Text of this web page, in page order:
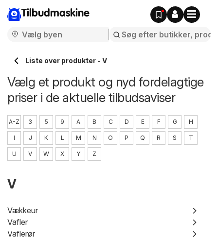
Tilbudmaskine
Liste over produkter - V
Vælg et produkt og nyd fordelagtige
priser i de aktuelle tilbudsaviser
A-Z 3 5 9 A B C D E F G H
I J K L M N O P Q R S T
U V W X Y Z
V
Vækkeur
Vafler
Vaflerør